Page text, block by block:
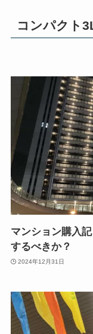
コンパクト
マンション購入
するべきか？
2024年12月31日